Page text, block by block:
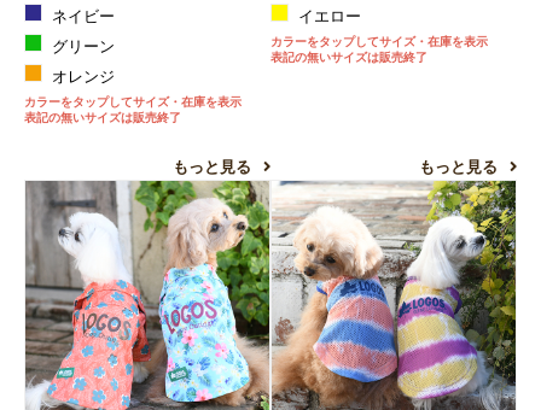
ネイビー
グリーン
オレンジ
カラーをタップしてサイズ・在庫を表示
表記の無いサイズは販売終了
もっと見る
イエロー
カラーをタップしてサイズ・在庫を表示
表記の無いサイズは販売終了
もっと見る